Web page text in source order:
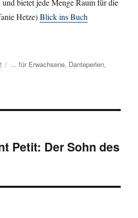
Hetze)Blick ins Buch
Kategorien
... für Erwachsene, Danteperlen,
Petit: Der Sohn des